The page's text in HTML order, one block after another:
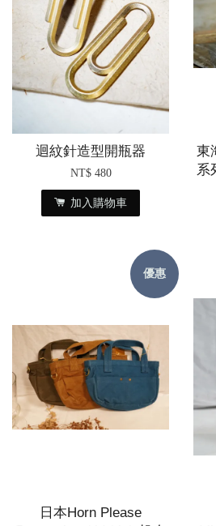
迴紋針造型開瓶器
NT$ 480
加入購物車
東
系
優惠
日本Horn Please